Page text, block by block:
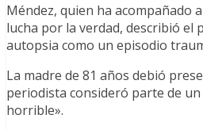
Méndez, quien ha acompañado
lucha por la verdad, describió el
autopsia como un episodio
La madre de 81 años debió
periodista consideró parte de
horrible».